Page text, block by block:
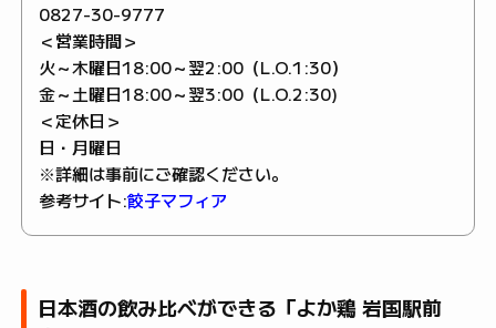
0827-30-9777
＜営業時間＞
火～木曜日18:00～翌2:00（L.O.1:30）
金～土曜日18:00～翌3:00（L.O.2:30)
＜定休日＞
日・月曜日
※詳細は事前にご確認ください。
参考サイト:餃子マフィア
日本酒の飲み比べができる「よか鶏 岩国駅前